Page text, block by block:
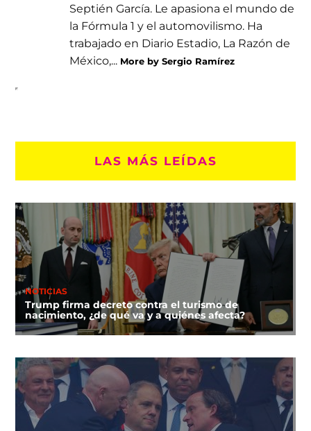
Septién García. Le apasiona el mundo de
la Fórmula 1 y el automovilismo. Ha
trabajado en Diario Estadio, La Razón de
México,... More by Sergio Ramírez
LAS MÁS LEÍDAS
NOTICIAS
Trump firma decreto contra el turismo de
nacimiento, ¿de qué va y a quiénes afecta?